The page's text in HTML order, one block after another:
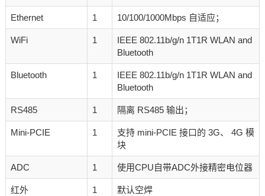
Ethernet 1 10/100/1000Mbps 自适应；
WiFi 1
IEEE 802.11b/g/n 1T1R WLAN and
Bluetooth
Bluetooth 1
IEEE 802.11b/g/n 1T1R WLAN and
Bluetooth
RS485 1 隔离 RS485 输出；
Mini-PCIE 1
支持 mini-PCIE 接口的 3G、 4G 模
块
ADC 1 使用CPU自带ADC外接精密电位器
红外 1 默认空焊